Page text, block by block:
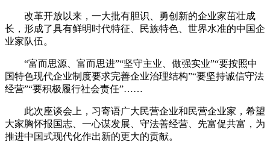
改革开放以来，一大批有胆识、勇创新的企业家茁壮成
长，形成了具有鲜明时代特征、民族特色、世界水准的中国企
业家队伍。
“富而思源、富而思进”“坚守主业、做强实业”“要按照中
国特色现代企业制度要求完善企业治理结构”“要坚持诚信守法
经营”“要积极履行社会责任”……
此次座谈会上，习寄语广大民营企业和民营企业家，希望
大家胸怀报国志、一心谋发展、守法善经营、先富促共富，为
推进中国式现代化作出新的更大的贡献。